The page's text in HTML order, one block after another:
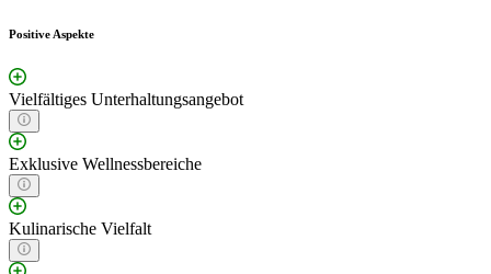
Positive Aspekte
Vielfältiges Unterhaltungsangebot
Exklusive Wellnessbereiche
Kulinarische Vielfalt